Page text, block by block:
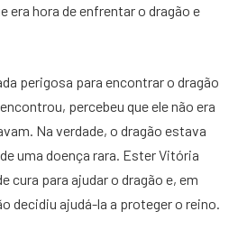
era hora de enfrentar o dragão e
perigosa para encontrar o dragão
percebeu que ele não era
Na verdade, o dragão estava
uma doença rara. Ester Vitória
cura para ajudar o dragão e, em
decidiu ajudá-la a proteger o reino.